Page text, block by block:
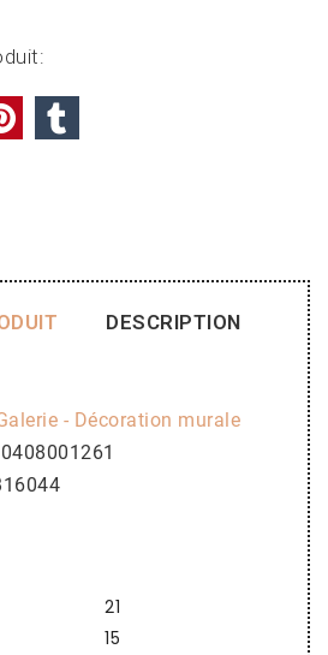
DESCRIPTION
- Décoration murale
21
15